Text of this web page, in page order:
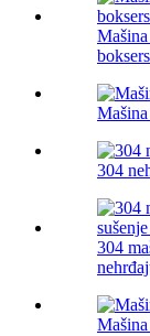
304
304
Mašina